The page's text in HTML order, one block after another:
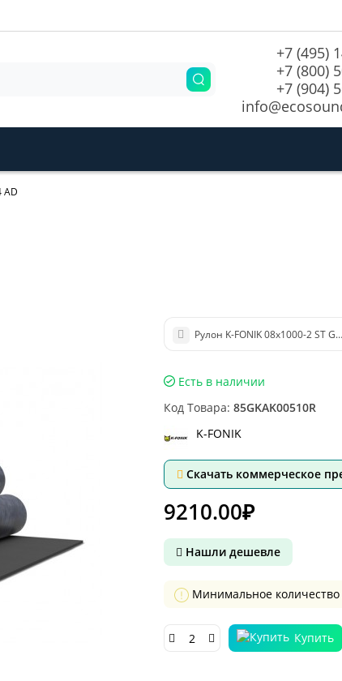
+7 (495)
+7 (800)
+7 (904)
AD
Рулон K-FONIK 08x1000-2 ST GK
Есть в наличии
Код Товара: 85GKAK00510R
K-FONIK
Скачать коммерческое
9210.00₽
Нашли дешевле
Минимальное количество
Купить